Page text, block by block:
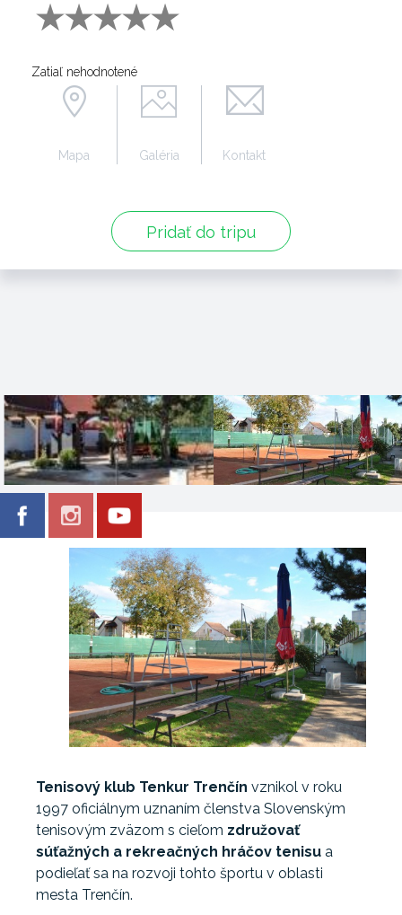
Zatiaľ nehodnotené
Pridať do tripu
Mapa Galéria Kontakt
Tenisový klub Tenkur Trenčín vznikol v roku
1997 oficiálnym uznaním členstva Slovenským
tenisovým zväzom s cieľom združovať
súťažných a rekreačných hráčov tenisu a
podieľať sa na rozvoji tohto športu v oblasti
mesta Trenčín.